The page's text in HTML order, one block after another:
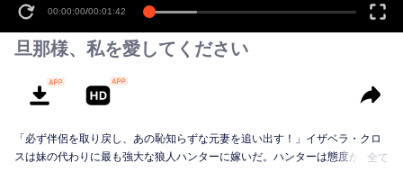
00:00:00/00:01:42
旦那様、私を愛してください
「必ず伴侶を取り戻し、あの恥知らずな元妻を追い出す！」イザベラ・クロ
スは妹の代わりに最も強大な狼人ハンターに嫁いだ。ハンターは態度が悪全て